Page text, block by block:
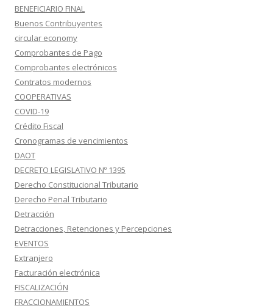
BENEFICIARIO FINAL
Buenos Contribuyentes
circular economy
Comprobantes de Pago
Comprobantes electrónicos
Contratos modernos
COOPERATIVAS
COVID-19
Crédito Fiscal
Cronogramas de vencimientos
DAOT
DECRETO LEGISLATIVO Nº 1395
Derecho Constitucional Tributario
Derecho Penal Tributario
Detracción
Detracciones, Retenciones y Percepciones
EVENTOS
Extranjero
Facturación electrónica
FISCALIZACIÓN
FRACCIONAMIENTOS